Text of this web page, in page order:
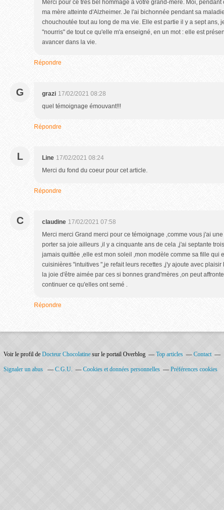
Merci pour ce très bel hommage à votre grand-mère. Moi,
ma mère atteinte d'Alzheimer. Je l'ai bichonnée pendant sa
chouchoutée tout au long de ma vie. Elle est partie il y a sept ans,
"nourris" de tout ce qu'elle m'a enseigné, en un mot : elle est
avancer dans la vie.
Répondre
G grazi 17/02/2021 08:28
quel témoignage émouvant!!!
Répondre
L Line 17/02/2021 08:24
Merci du fond du coeur pour cet article.
Répondre
C claudine 17/02/2021 07:58
Merci merci Grand merci pour ce témoignage ,comme vous j'ai
porter sa joie ailleurs ,il y a cinquante ans de cela ,j'ai septante
jamais quittée ,elle est mon soleil ,mon modèle comme sa fille qui
cuisinières "intuitives ",je refait leurs recettes ,j'y ajoute avec plaisir
la joie d'être aimée par ces si bonnes grand'mères ,on peut
continuer ce qu'elles ont semé .
Répondre
Voir le profil de Docteur Chocolatine sur le portail Overblog Top articles Contact
Signaler un abus C.G.U. Cookies et données personnelles Préférences cookies